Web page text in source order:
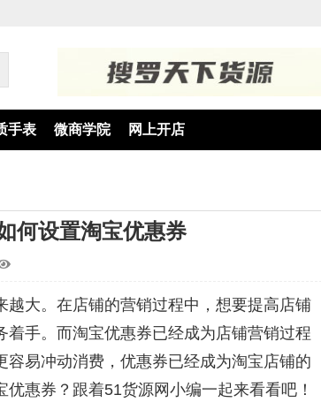
手表 微商学院 网上开店
何设置淘宝优惠券
大。在店铺的营销过程中，想要提高店铺
手。而淘宝优惠券已经成为店铺营销过程
易冲动消费，优惠券已经成为淘宝店铺的
惠券？跟着51货源网小编一起来看看吧！